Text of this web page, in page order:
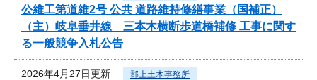
公維工第道維2号 公共 道路維持修繕事業（国補正）
（主）岐阜垂井線 三本木横断歩道橋補修 工事に関す
る一般競争入札公告
2026年4月27日更新 郡上土木事務所